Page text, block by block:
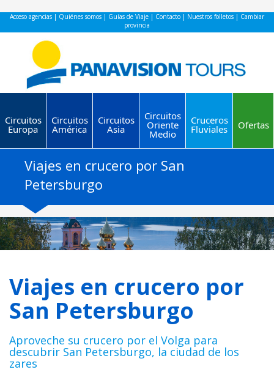
Acceso agencias | Quiénes somos | Guías de Viaje | Contacto | Nuestros folletos | Cambiar
provincia
Circuitos
Europa
Circuitos
América
Circuitos
Asia
Circuitos
Oriente
Medio
Cruceros
Fluviales Ofertas
Viajes en crucero por San
Petersburgo
Viajes en crucero por
San Petersburgo
Aproveche su crucero por el Volga para
descubrir San Petersburgo, la ciudad de los
zares